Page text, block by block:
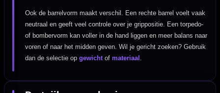
Ook de barrelvorm maakt verschil. Een rechte barrel voelt vaak
neutraal en geeft veel controle over je grippositie. Een torpedo-
of bombervorm kan voller in de hand liggen en meer balans naar
voren of naar het midden geven. Wil je gericht zoeken? Gebruik
dan de selectie opgewichtofmateriaal .